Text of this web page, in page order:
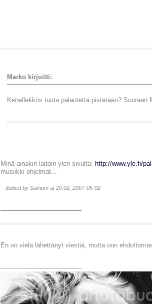
Marko kirjoitti:
Kenellekkös tuota palautetta pistetään? Suoraan
Minä ainakin laitoin ylen sivulta: http://www.yle.fi/
musiikki ohjelmat...
-- Edited by Samum at 20:02, 2007-05-02
En oo vielä lähettänyt viestiä, mutta oon